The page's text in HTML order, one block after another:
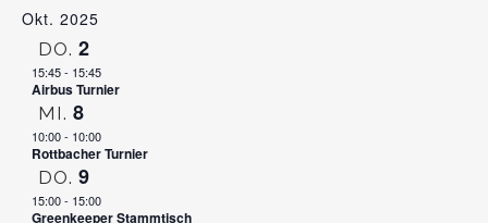
Okt. 2025
DO. 2
15:45- 15:45
Airbus Turnier
MI. 8
10:00- 10:00
Rottbacher Turnier
DO. 9
15:00- 15:00
Greenkeeper Stammtisch